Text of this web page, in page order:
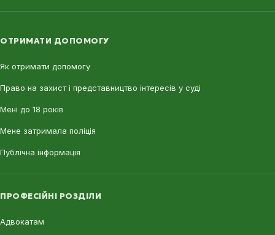
ОТРИМАТИ ДОПОМОГУ
Як отримати допомогу
Право на захист і представництво інтересів у суді
Мені до 18 років
Мене затримала поліція
Публічна інформація
ПРОФЕСІЙНІ РОЗДІЛИ
Адвокатам